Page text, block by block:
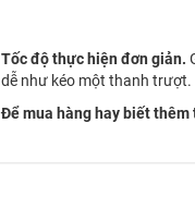
Tốc độ thực hiện đơn giản.
dễ như kéo một thanh trượt.
Để mua hàng hay biết